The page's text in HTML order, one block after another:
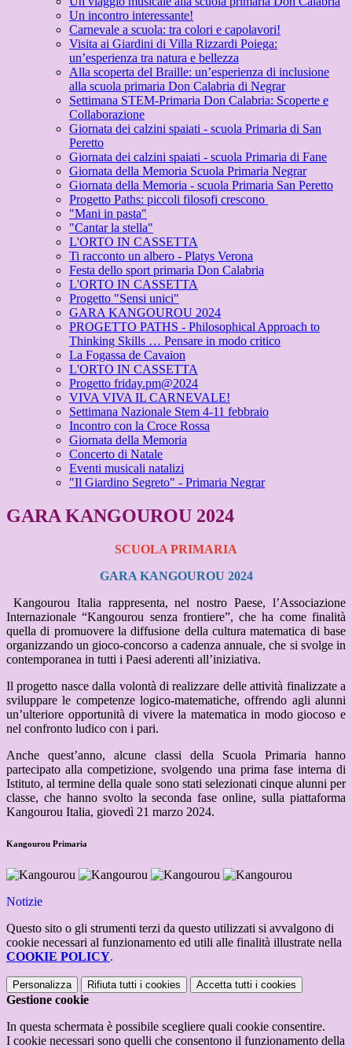
Un incontro interessante!
Carnevale a scuola: tra colori e capolavori!
Visita ai Giardini di Villa Rizzardi Poiega:
un’esperienza tra natura e bellezza
Alla scoperta del Braille: un’esperienza di inclusione
alla scuola primaria Don Calabria di Negrar
Settimana STEM-Primaria Don Calabria: Scoperte e
Collaborazione
Giornata dei calzini spaiati - scuola Primaria di San
Peretto
Giornata dei calzini spaiati - scuola Primaria di Fane
Giornata della Memoria Scuola Primaria Negrar
Giornata della Memoria - scuola Primaria San Peretto
Progetto Paths: piccoli filosofi crescono
"Mani in pasta"
"Cantar la stella"
L'ORTO IN CASSETTA
Ti racconto un albero - Platys Verona
Festa dello sport primaria Don Calabria
L'ORTO IN CASSETTA
Progetto "Sensi unici"
GARA KANGOUROU 2024
PROGETTO PATHS - Philosophical Approach to
Thinking Skills … Pensare in modo critico
La Fogassa de Cavaion
L'ORTO IN CASSETTA
Progetto friday.pm@2024
VIVA VIVA IL CARNEVALE!
Settimana Nazionale Stem 4-11 febbraio
Incontro con la Croce Rossa
Giornata della Memoria
Concerto di Natale
Eventi musicali natalizi
"Il Giardino Segreto" - Primaria Negrar
GARA KANGOUROU 2024
SCUOLA PRIMARIA
GARA KANGOUROU 2024
Kangourou Italia rappresenta, nel nostro Paese, l’Associazione
Internazionale “Kangourou senza frontiere”, che ha come finalità
quella di promuovere la diffusione della cultura matematica di base
organizzando un gioco-concorso a cadenza annuale, che si svolge in
contemporanea in tutti i Paesi aderenti all’iniziativa.
Il progetto nasce dalla volontà di realizzare delle attività finalizzate a
sviluppare le competenze logico-matematiche, offrendo agli alunni
un’ulteriore opportunità di vivere la matematica in modo giocoso e
nel confronto ludico con i pari.
Anche quest’anno, alcune classi della Scuola Primaria hanno
partecipato alla competizione, svolgendo una prima fase interna di
Istituto,al termine della quale sono stati selezionati cinque alunni per
classe, che hanno svolto la seconda fase online, sulla piattaforma
Kangourou Italia, giovedì 21 marzo 2024.
Kangourou Primaria
Notizie
Questo sito o gli strumenti terzi da questo utilizzati si avvalgono di
cookie necessari al funzionamento ed utili alle finalità illustrate nella
COOKIE POLICY.
Personalizza Rifiuta tutti i cookies Accetta tutti i cookies
Gestione cookie
In questa schermata è possibile scegliere quali cookie consentire.
I cookie necessari sono quelli che consentono il funzionamento della